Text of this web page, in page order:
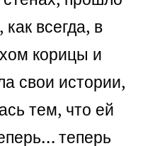
всегда, в
корицы и
свои истории,
тем, что ей
теперь